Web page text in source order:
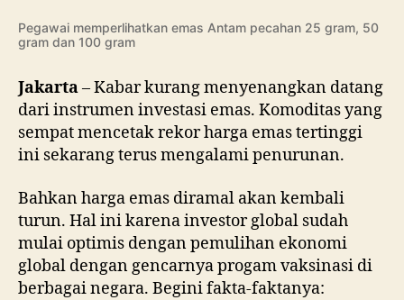
Turun
Pegawai memperlihatkan emas Antam pecahan 25 gram, 50
gram dan 100 gram
Jakarta– Kabar kurang menyenangkan datang
dari instrumen investasi emas. Komoditas yang
sempat mencetak rekor harga emas tertinggi
ini sekarang terus mengalami penurunan.
Bahkan harga emas diramal akan kembali
turun. Hal ini karena investor global sudah
mulai optimis dengan pemulihan ekonomi
global dengan gencarnya progam vaksinasi di
berbagai negara. Begini fakta-faktanya: